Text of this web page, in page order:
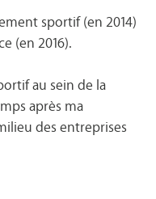
sportif (en 2014)
(en 2016).
au sein de la
après ma
des entreprises